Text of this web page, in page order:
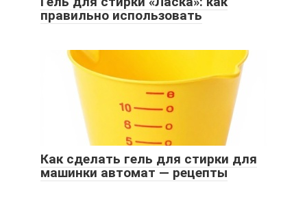
правильно использовать
Как сделать гель для стирки для
машинки автомат — рецепты